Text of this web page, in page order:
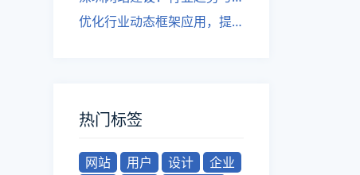
优化行业动态框架应用，提升网站吸引力
热门标签
网站 用户 设计
企业